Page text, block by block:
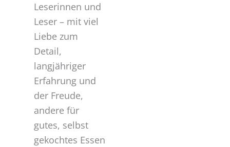
Leserinnen und
Leser – mit viel
Liebe zum
Detail,
langjähriger
Erfahrung und
der Freude,
andere für
gutes, selbst
gekochtes Essen